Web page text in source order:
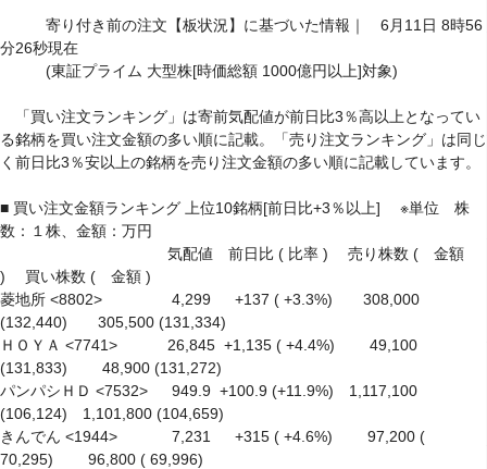
寄り付き前の注文【板状況】に基づいた情報｜　6月11日 8時56
分26秒現在
(東証プライム 大型株[時価総額 1000億円以上]対象)
「買い注文ランキング」は寄前気配値が前日比3％高以上となってい
る銘柄を買い注文金額の多い順に記載。「売り注文ランキング」は同じ
く前日比3％安以上の銘柄を売り注文金額の多い順に記載しています。
■ 買い注文金額ランキング 上位10銘柄[前日比+3％以上]　 ※単位　株
数：１株、金額：万円
気配値　前日比 ( 比率 )　 売り株数 (　金額
)　 買い株数 (　金額 )
菱地所 <8802> 　　　　 4,299 　 +137 ( +3.3%)　　308,000
(132,440)　　305,500 (131,334)
ＨＯＹＡ <7741> 　　　26,845  +1,135 ( +4.4%)　　 49,100
(131,833)　　 48,900 (131,272)
パンパシＨＤ <7532> 　 949.9  +100.9 (+11.9%)　1,117,100
(106,124)　1,101,800 (104,659)
きんでん <1944> 　　　 7,231 　 +315 ( +4.6%)　　 97,200 (
70,295)　　 96,800 ( 69,996)